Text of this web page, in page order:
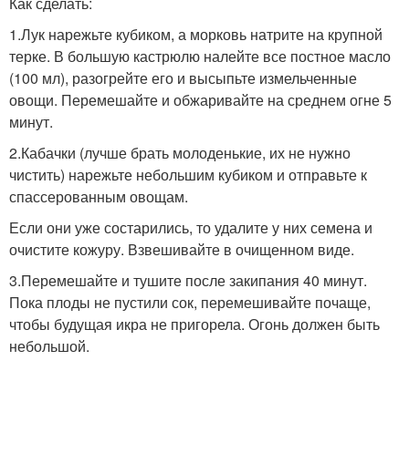
1.Лук нарежьте кубиком, а морковь натрите на крупной
терке. В большую кастрюлю налейте все постное масло
(100 мл), разогрейте его и высыпьте измельченные
овощи. Перемешайте и обжаривайте на среднем огне 5
минут.
2.Кабачки (лучше брать молоденькие, их не нужно
чистить) нарежьте небольшим кубиком и отправьте к
спассерованным овощам.
Если они уже состарились, то удалите у них семена и
очистите кожуру. Взвешивайте в очищенном виде.
3.Перемешайте и тушите после закипания 40 минут.
Пока плоды не пустили сок, перемешивайте почаще,
чтобы будущая икра не пригорела. Огонь должен быть
небольшой.